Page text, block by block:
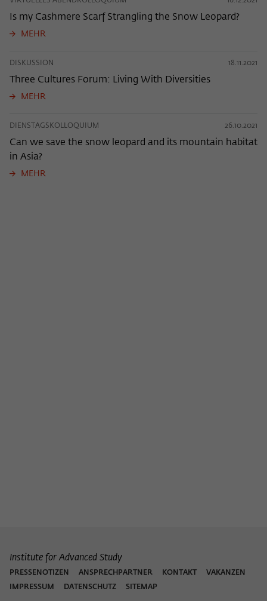
Is my Cashmere Scarf Strangling the Snow Leopard?
MEHR
DISKUSSION 18.11.2021
Three Cultures Forum: Living With Diversities
MEHR
DIENSTAGSKOLLOQUIUM 26.10.2021
Can we save the snow leopard and its mountain habitat
in Asia?
MEHR
Institute for Advanced Study
PRESSENOTIZEN ANSPRECHPARTNER KONTAKT
VAKANZEN
IMPRESSUM
DATENSCHUTZ SITEMAP